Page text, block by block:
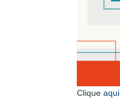
Clique aqui